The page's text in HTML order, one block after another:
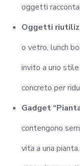
oggetti
Oggetti
o vetro, lunch
invito a uno
concreto per
Gadget
contengono
vita a una